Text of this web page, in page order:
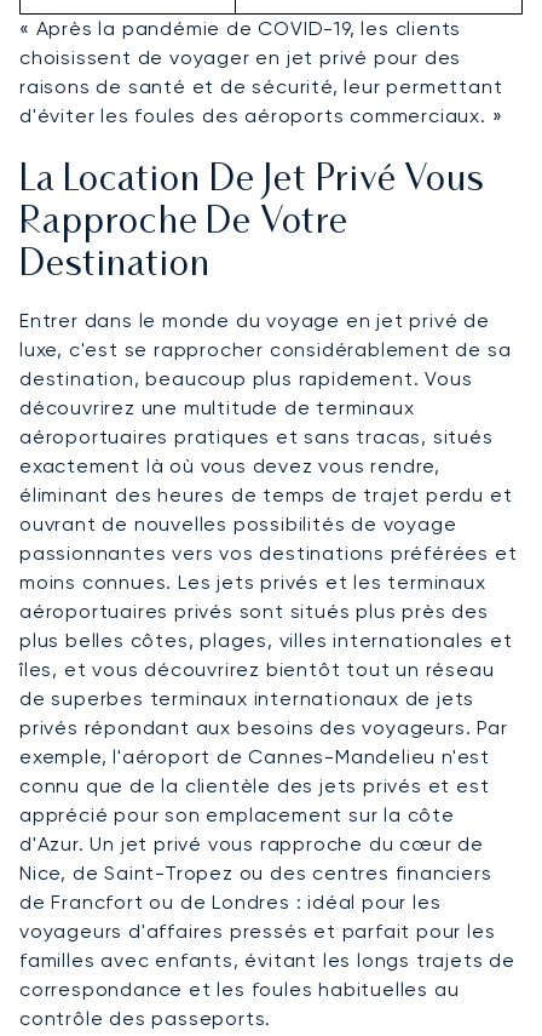
« Après la pandémie de COVID-19, les clients
choisissent de voyager en jet privé pour des
raisons de santé et de sécurité, leur permettant
d'éviter les foules des aéroports commerciaux. »
La Location De Jet Privé Vous
Rapproche De Votre
Destination
Entrer dans le monde du voyage en jet privé de
luxe, c'est se rapprocher considérablement de sa
destination, beaucoup plus rapidement. Vous
découvrirez une multitude de terminaux
aéroportuaires pratiques et sans tracas, situés
exactement là où vous devez vous rendre,
éliminant des heures de temps de trajet perdu et
ouvrant de nouvelles possibilités de voyage
passionnantes vers vos destinations préférées et
moins connues. Les jets privés et les terminaux
aéroportuaires privés sont situés plus près des
plus belles côtes, plages, villes internationales et
îles, et vous découvrirez bientôt tout un réseau
de superbes terminaux internationaux de jets
privés répondant aux besoins des voyageurs. Par
exemple, l'aéroport de Cannes-Mandelieu n'est
connu que de la clientèle des jets privés et est
apprécié pour son emplacement sur la côte
d'Azur. Un jet privé vous rapproche du cœur de
Nice, de Saint-Tropez ou des centres financiers
de Francfort ou de Londres : idéal pour les
voyageurs d'affaires pressés et parfait pour les
familles avec enfants, évitant les longs trajets de
correspondance et les foules habituelles au
contrôle des passeports.